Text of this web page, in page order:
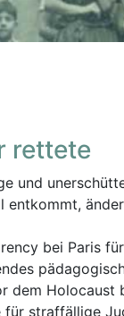
rettete
und
entkommt,
bei Paris
dem Holocaust
für straffällige